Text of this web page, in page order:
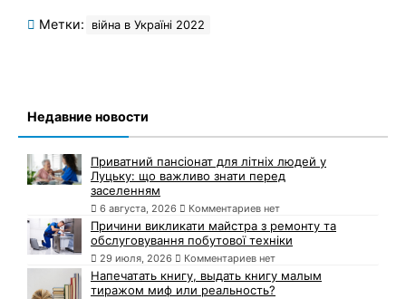
Метки: війна в Україні 2022
Недавние новости
Приватний пансіонат для літніх людей у
Луцьку: що важливо знати перед
заселенням
6 августа, 2026 Комментариев нет
Причини викликати майстра з ремонту та
обслуговування побутової техніки
29 июля, 2026 Комментариев нет
Напечатать книгу, выдать книгу малым
тиражом миф или реальность?